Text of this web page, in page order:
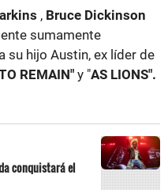
, Bruce Dickinson
sumamente
su hijo Austin, ex líder de
REMAIN" y "AS LIONS".
conquistará el